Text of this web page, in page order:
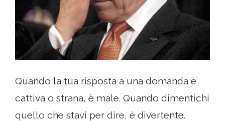
Quando la tua risposta a una domanda è
cattiva o strana, è male. Quando dimentichi
quello che stavi per dire, è divertente.